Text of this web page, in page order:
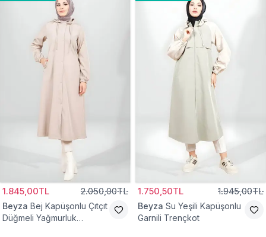
1.845,00TL 2.050,00TL
Beyza Bej Kapüşonlu Çıtçıt
Düğmeli Yağmurluk
1.750,50TL 1.945,00TL
Beyza Su Yeşili Kapüşonlu
Garnili Trençkot